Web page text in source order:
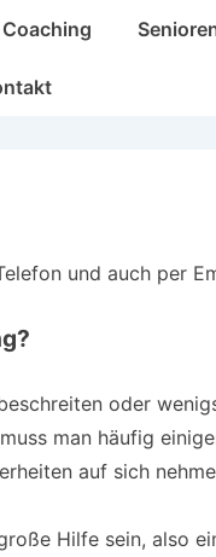
Coaching
und auch per
oder
man häufig
auf sich
Hilfe sein, also